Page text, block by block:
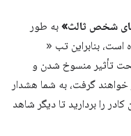
شخص ثالث» به طور
بنابراین تب «
تأثیر منسوخ شدن و
گرفت، به شما هشدار
را بردارید تا دیگر شاهد